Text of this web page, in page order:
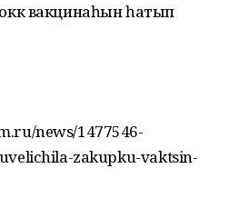
вакцинаһын һатып
news/1477546-
zakupku-vaktsin-